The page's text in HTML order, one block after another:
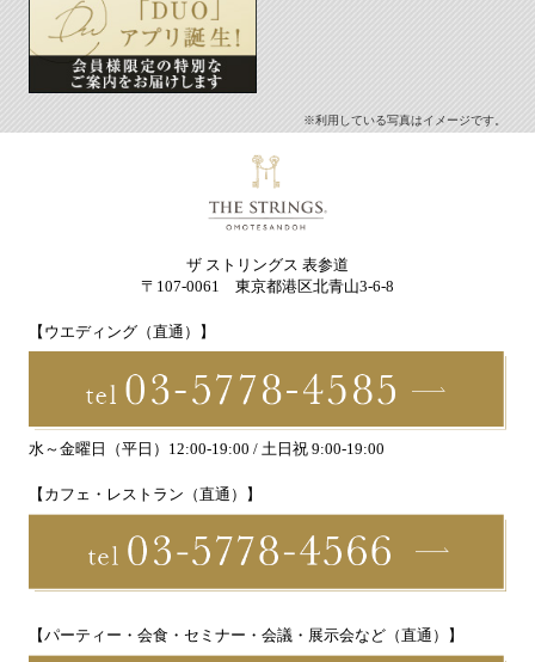
※利用している写真はイメージです。
ザ ストリングス 表参道
〒107-0061 東京都港区北青山3-6-8
【ウエディング（直通）】
水～金曜日（平日）12:00-19:00 / 土日祝 9:00-19:00
【カフェ・レストラン（直通）】
【パーティー・会食・セミナー・会議・展示会など（直通）】